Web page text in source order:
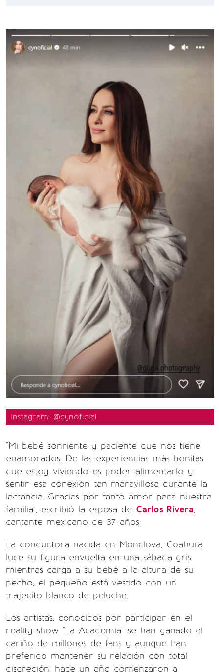
Instagram: @cynoficial
"Mi bebé sonriente y paciente que nos tiene
enamorados. De las experiencias más bonitas
que estoy viviendo es poder alimentarlo y
sentir esa conexión tan maravillosa durante la
lactancia. Gracias por tanto amor para nuestra
familia", escribió la esposa de Carlos Rivera,
cantante mexicano de 37 años.
La conductora nacida en Monclova, Coahuila
luce su figura envuelta en una sábada gris
mientras carga a su bebé a la altura de su
pecho; el pequeño está vestido con un
trajecito blanco de peluche.
Los artistas, conocidos por participar en el
reality show "La Academia" se han ganado el
cariño de millones de fans y aunque han
preferido mantener su relación con total
discreción, hace un año comenzaron a